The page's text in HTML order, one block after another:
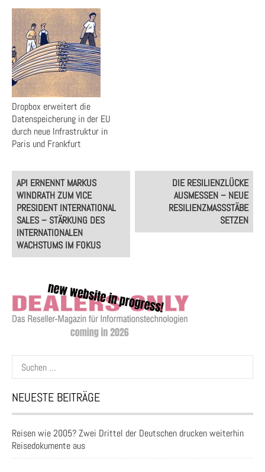
Dropbox erweitert die
Datenspeicherung in der EU
durch neue Infrastruktur in
Paris und Frankfurt
Post
navigation
API ERNENNT MARKUS
WINDRATH ZUM VICE
PRESIDENT INTERNATIONAL
SALES – STÄRKUNG DES
INTERNATIONALEN
WACHSTUMS IM FOKUS
DIE RESILIENZLÜCKE
AUSMESSEN – NEUE
RESILIENZMASSSTÄBE S
ETZEN
Suchen
nach:
NEUESTE BEITRÄGE
Reisen wie 2005? Zwei Drittel der Deutschen drucken weiterhin
Reisedokumente aus